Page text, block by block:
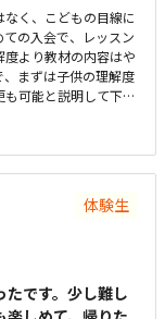
く、こどもの目線に
の入会で、レッスン
より教材の内容はや
まずは子供の理解度
可能と説明して下さ
ていきましょうとご
と感じました。徒歩
あるかもしれないと
あります。建物はと
ができているようで
です。他の教室も同
アの方が開かれてい
かと思います。先生
ムの先に受講経験を
く物事の考え方や意
体験生
たです。少し難し